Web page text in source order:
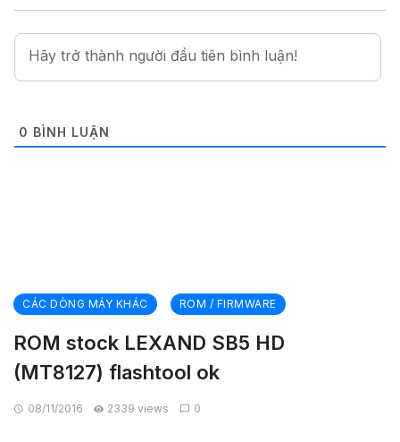
0 BÌNH LUẬN
CÁC DÒNG MÁY KHÁC ROM / FIRMWARE
ROM stock LEXAND SB5 HD
(MT8127) flashtool ok
08/11/2016 2339 views 0